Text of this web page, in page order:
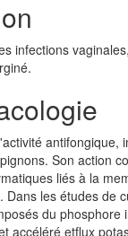
infections
Son action
liés à la
les études de
du
accéléré etflux